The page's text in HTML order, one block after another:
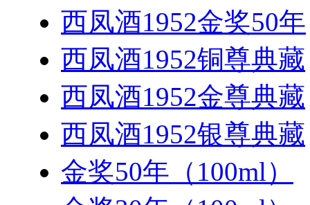
西凤酒1952金奖50年
西凤酒1952铜尊典藏
西凤酒1952金尊典藏
西凤酒1952银尊典藏
金奖50年（100ml）